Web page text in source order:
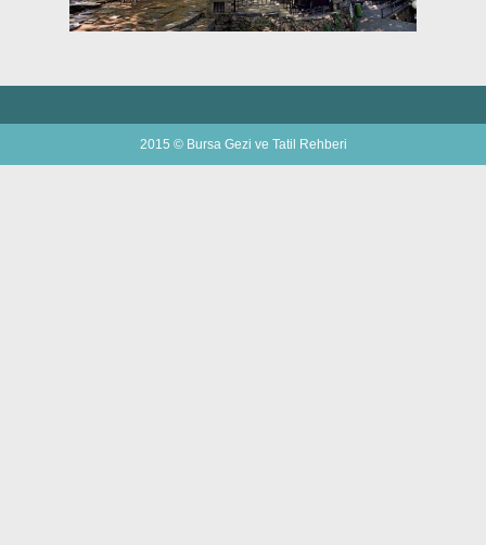
2015 © Bursa Gezi ve Tatil Rehberi